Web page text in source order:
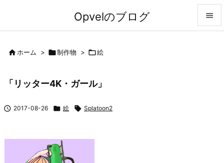
Opvelのブログ 
ホーム > 制作物 > 絵
「リッター4K・ガール」
 2017-08-26  絵  Splatoon2